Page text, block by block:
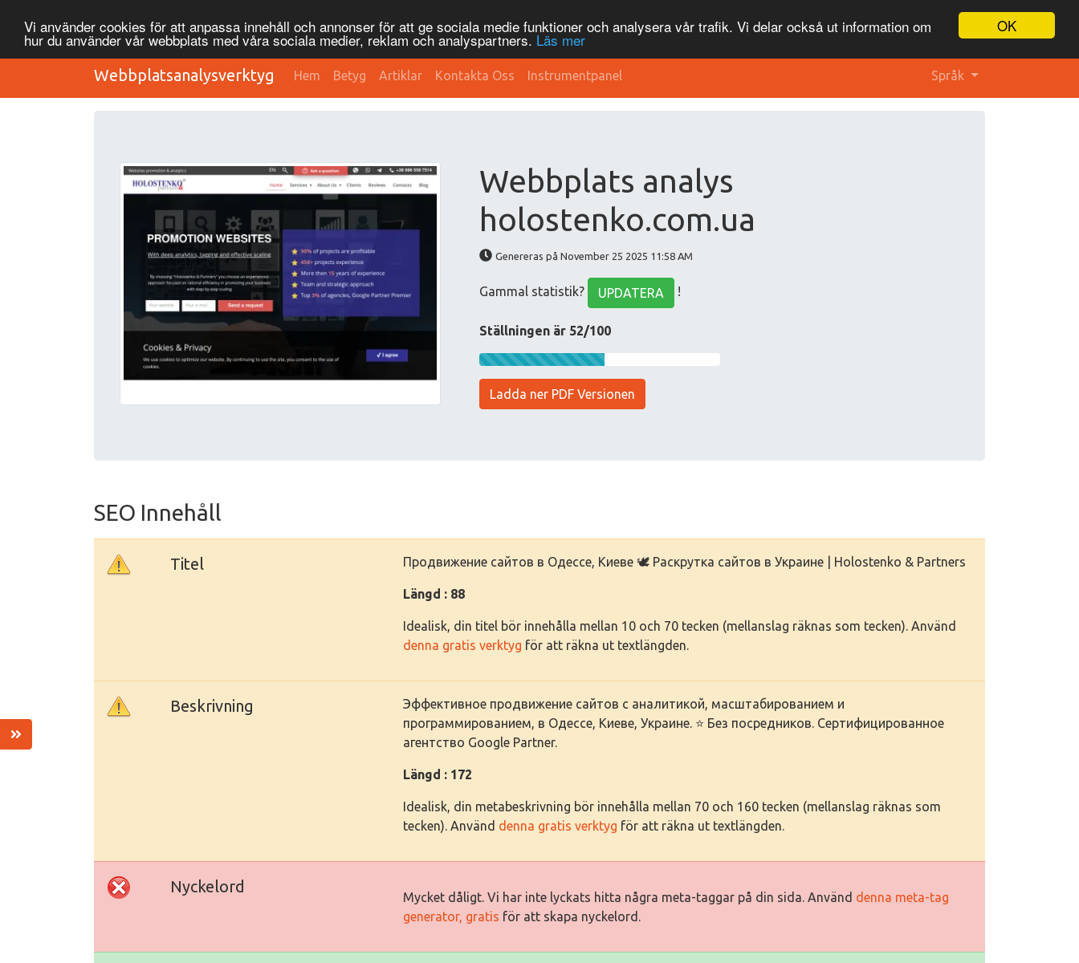
OK
Vi använder cookies för att anpassa innehåll och annonser för att ge sociala medie funktioner och analysera vår trafik. Vi delar också ut information om
hur du använder vår webbplats med våra sociala medier, reklam och analyspartners. Läs mer
Webbplatsanalysverktyg Hem Betyg Artiklar Kontakta Oss Instrumentpanel Språk
Webbplats analys
holostenko.com.ua
Genereras på November 25 2025 11:58 AM
Gammal statistik? UPDATERA !
Ställningen är 52/100
Ladda ner PDF Versionen
SEO Innehåll
Titel Продвижение сайтов в Одессе, Киеве 🕊️ Раскрутка сайтов в Украине | Holostenko & Partners
Längd : 88
Idealisk, din titel bör innehålla mellan 10 och 70 tecken (mellanslag räknas som tecken). Använd
denna gratis verktyg för att räkna ut textlängden.
Beskrivning
Эффективное продвижение сайтов с аналитикой, масштабированием и
программированием, в Одессе, Киеве, Украине. ⭐ Без посредников. Сертифицированное
агентство Google Partner.
Längd : 172
Idealisk, din metabeskrivning bör innehålla mellan 70 och 160 tecken (mellanslag räknas som
tecken). Använd denna gratis verktyg för att räkna ut textlängden.
Nyckelord
Mycket dåligt. Vi har inte lyckats hitta några meta-taggar på din sida. Använd denna meta-tag
generator, gratis för att skapa nyckelord.